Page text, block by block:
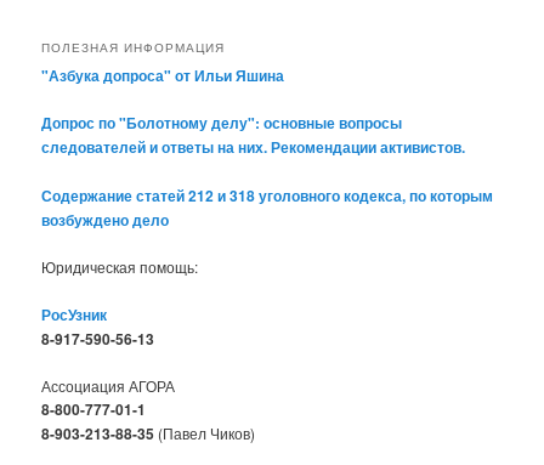
ПОЛЕЗНАЯ ИНФОРМАЦИЯ
"Азбука допроса" от Ильи Яшина
Допрос по "Болотному делу": основные вопросы
следователей и ответы на них. Рекомендации активистов.
Содержание статей 212 и 318 уголовного кодекса, по которым
возбуждено дело
Юридическая помощь:
РосУзник
8-917-590-56-13
Ассоциация АГОРА
8-800-777-01-1
8-903-213-88-35 (Павел Чиков)